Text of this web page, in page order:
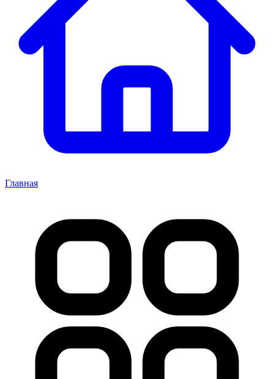
Главная